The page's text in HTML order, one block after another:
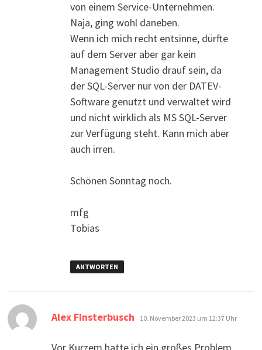
von einem Service-Unternehmen.
Naja, ging wohl daneben.
Wenn ich mich recht entsinne, dürfte
auf dem Server aber gar kein
Management Studio drauf sein, da
der SQL-Server nur von der DATEV-
Software genutzt und verwaltet wird
und nicht wirklich als MS SQL-Server
zur Verfügung steht. Kann mich aber
auch irren.
Schönen Sonntag noch.
mfg
Tobias
ANTWORTEN
Alex Finsterbusch sagt:
10. November 2023 um 12:37 Uhr
Vor Kurzem hatte ich ein großes Problem